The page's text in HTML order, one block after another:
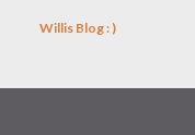
Willis Blog : )